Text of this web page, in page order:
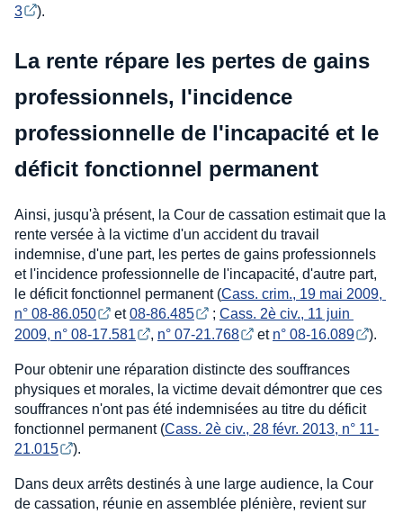
3
).
La rente répare les pertes de gains
professionnels, l'incidence
professionnelle de l'incapacité et le
déficit fonctionnel permanent
Ainsi, jusqu'à présent, la Cour de cassation estimait que la
rente versée à la victime d'un accident du travail
indemnise, d'une part, les pertes de gains professionnels
et l'incidence professionnelle de l'incapacité, d'autre part,
le déficit fonctionnel permanent (Cass. crim., 19 mai 2009,
n° 08-86.050
et08-86.485 ; Cass. 2è civ., 11 juin
2009, n° 08-17.581
, n° 07-21.768 et n° 08-16.089 ).
Pour obtenir une réparation distincte des souffrances
physiques et morales, la victime devait démontrer que ces
souffrances n'ont pas été indemnisées au titre du déficit
fonctionnel permanent (Cass. 2è civ., 28 févr. 2013, n° 11-
21.015
).
Dans deux arrêts destinés à une large audience, la Cour
de cassation, réunie en assemblée plénière, revient sur